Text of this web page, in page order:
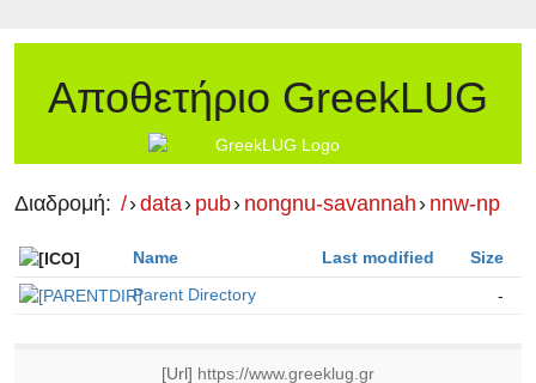
Αποθετήριο GreekLUG
Διαδρομή: /›data› pub› nongnu-savannah › nnw-np
Name Last modified
Size
Parent Directory
-
[Url] https://www.greeklug.gr